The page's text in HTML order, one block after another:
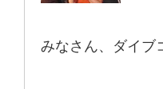
みなさん、ダイブ